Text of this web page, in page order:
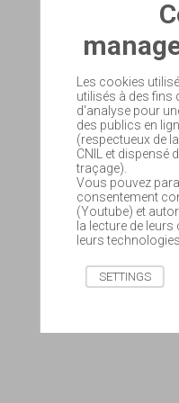
Les cookies
utilisés à des fins
d'analyse pour
des publics en
(respectueux de
CNIL et dispensé
traçage).
Vous pouvez
consentement
(Youtube) et
la lecture de
leurs
SETTINGS